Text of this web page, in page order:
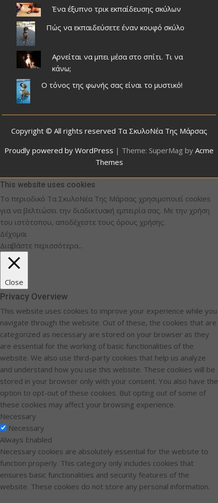
Ένα έξυπνο τρικ εκπαίδευσης σκύλων
Πώς να εκπαιδεύσετε έναν κουφό σκύλο
Αρνείται να μπει μέσα στο σπίτι. Τι να
κάνω;
Ο τόνος της φωνής σας είναι το μυστικό!
Copyright © All rights reserved Τα ΣκυλοΝέα Της Μάρσας
Proudly powered by WordPress | Theme: SuperMag by Acme
Themes
This website uses cookies
Το περιοδικό Τα ΣκυλοΝέα Της Μάρσας χρησιμοποιεί cookies
για να βελτιώσει την διαδικτυακή εμπειρία σας. Με την χρήση
του ιστότοπου, αποδέχεστε τους όρους χρήσης.
Δέχομαι
Διαβάστε περισσότερα...
Close
Privacy Overview
This website uses cookies to improve your experience while you
navigate through the website. Out of these, the cookies that are
categorized as necessary are stored on your browser as they
are essential for the working of basic functionalities of the
website. We also use third-party cookies that help us analyze
and understand how you use this website. These cookies will be
stored in your browser only with your consent. You also have the
option to opt-out of these cookies. But opting out of some of
these cookies may affect your browsing experience.
Necessary
Necessary
Always Enabled
Necessary cookies are absolutely essential for the website to
function properly. This category only includes cookies that
ensures basic functionalities and security features of the
website. These cookies do not store any personal information.